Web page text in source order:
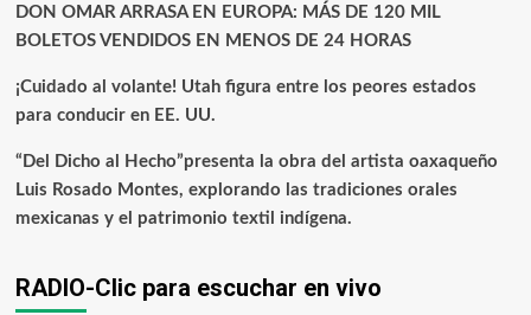
DON OMAR ARRASA EN EUROPA: MÁS DE 120 MIL
BOLETOS VENDIDOS EN MENOS DE 24 HORAS
¡Cuidado al volante! Utah figura entre los peores estados
para conducir en EE. UU.
“Del Dicho al Hecho”presenta la obra del artista oaxaqueño
Luis Rosado Montes, explorando las tradiciones orales
mexicanas y el patrimonio textil indígena.
RADIO-Clic para escuchar en vivo